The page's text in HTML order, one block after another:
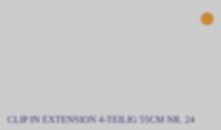
CLIP IN EXTENSION 4-TEILIG 55CM NR. 24